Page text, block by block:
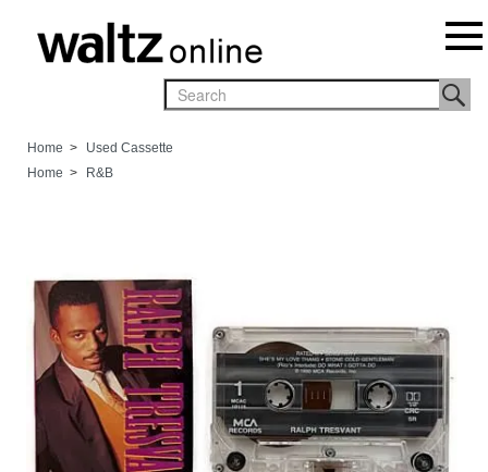
Home >
Used Cassette
Home > R&B